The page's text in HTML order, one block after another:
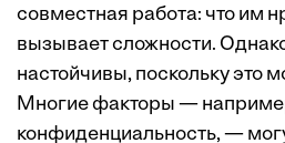
совместная работа: что им
вызывает сложности.
настойчивы, поскольку это
Многие факторы —
конфиденциальность, —